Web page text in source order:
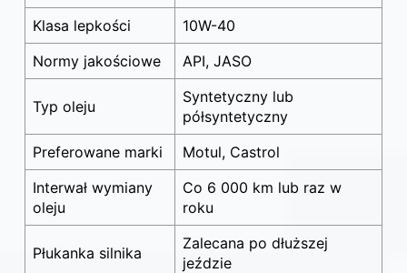
Klasa lepkości
10W-40
Normy jakościowe
API, JASO
Typ oleju
Syntetyczny lub
półsyntetyczny
Preferowane marki
Motul, Castrol
Interwał wymiany
oleju
Co 6 000 km lub raz w
roku
Płukanka silnika
Zalecana po dłuższej
jeździe